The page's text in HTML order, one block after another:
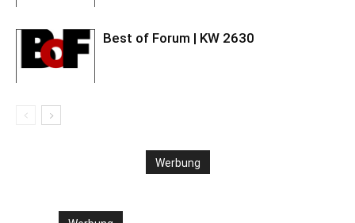
Best of Forum | KW 2630
Werbung